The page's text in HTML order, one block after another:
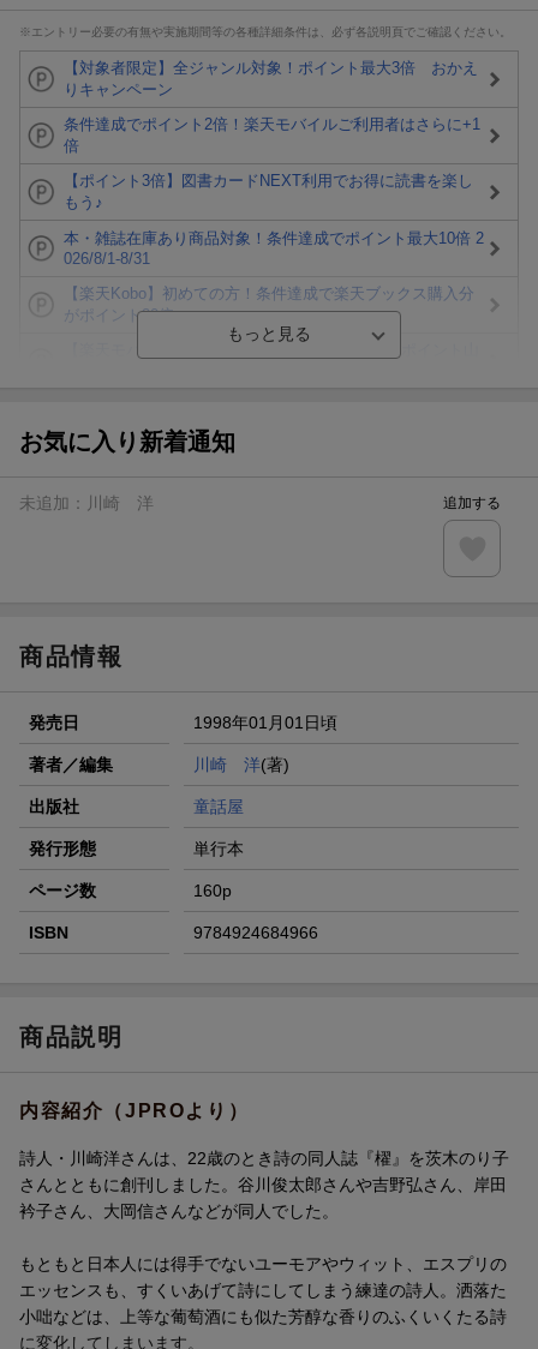
※エントリー必要の有無や実施期間等の各種詳細条件は、必ず各説明頁でご確認ください。
【対象者限定】全ジャンル対象！ポイント最大3倍 おかえ
りキャンペーン
条件達成でポイント2倍！楽天モバイルご利用者はさらに+1
倍
【ポイント3倍】図書カードNEXT利用でお得に読書を楽し
もう♪
本・雑誌在庫あり商品対象！条件達成でポイント最大10倍 2
026/8/1-8/31
【楽天Kobo】初めての方！条件達成で楽天ブックス購入分
がポイント20倍
ト山分け
エントリー＆3,000円以上購入で無料データSIM（3GB/月プ
楽天モバイル紹介キャンペーンの拡散で300円OFFクーポン
お気に入り新着通知
未追加： 川崎 洋 追加する
商品情報
発売日 1998年01月01日頃
著者／編集 川崎 洋(著)
出版社 童話屋
発行形態 単行本
ページ数 160p
ISBN 9784924684966
商品説明
内容紹介（JPROより）
詩人・川崎洋さんは、22歳のとき詩の同人誌『櫂』を茨木のり子
さんとともに創刊しました。谷川俊太郎さんや吉野弘さん、岸田
衿子さん、大岡信さんなどが同人でした。
もともと日本人には得手でないユーモアやウィット、エスプリの
エッセンスも、すくいあげて詩にしてしまう練達の詩人。洒落た
小咄などは、上等な葡萄酒にも似た芳醇な香りのふくいくたる詩
に変化してしまいます。